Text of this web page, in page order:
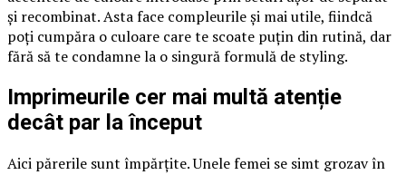
și recombinat. Asta face compleurile și mai utile, fiindcă
poți cumpăra o culoare care te scoate puțin din rutină, dar
fără să te condamne la o singură formulă de styling.
Imprimeurile cer mai multă atenție
decât par la început
Aici părerile sunt împărțite. Unele femei se simt grozav în